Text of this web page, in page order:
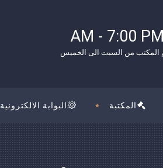
المكتب من السبت الى الخميس
البوابة الالكترونية المكتبة